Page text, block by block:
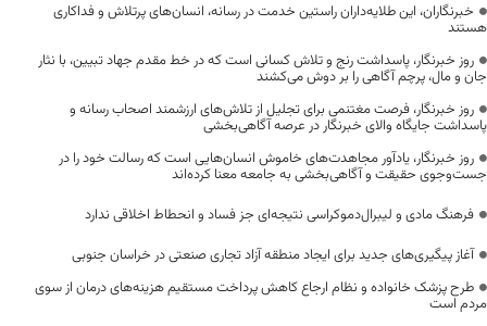
خبرنگاران، این طلایه‌داران راستین خدمت در رسانه، انسان‌های پرتلاش و فداکاری
هستند
روز خبرنگار، پاسداشت رنج و تلاش کسانی است که در خط مقدم جهاد تبیین، با نثار
جان و مال، پرچم آگاهی را بر دوش می‌کشند
روز خبرنگار، فرصت مغتنمی برای تجلیل از تلاش‌های ارزشمند اصحاب رسانه و
پاسداشت جایگاه والای خبرنگار در عرصه آگاهی‌بخشی
روز خبرنگار، یادآور مجاهدت‌های خاموش انسان‌هایی است که رسالت خود را در
جست‌وجوی حقیقت و آگاهی‌بخشی به جامعه معنا کرده‌اند
فرهنگ مادی و لیبرال‌دموکراسی نتیجه‌ای جز فساد و انحطاط اخلاقی ندارد
آغاز پیگیری‌های جدید برای ایجاد منطقه آزاد تجاری صنعتی در خراسان جنوبی
طرح پزشک خانواده و نظام ارجاع کاهش پرداخت مستقیم هزینه‌های درمان از سوی
مردم است